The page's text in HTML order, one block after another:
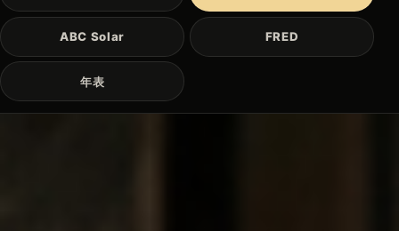
ABC Solar FRED
年表